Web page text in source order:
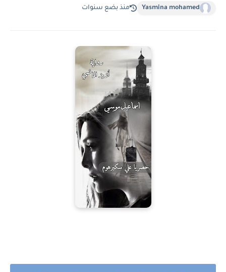
Yasmina mohamed منذ بضع سنوات